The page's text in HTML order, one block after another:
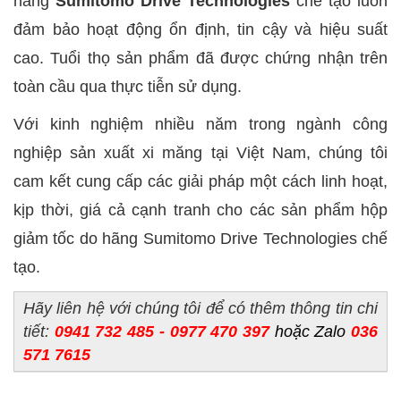
đảm bảo hoạt động ổn định, tin cậy và hiệu suất
cao. Tuổi thọ sản phẩm đã được chứng nhận trên
toàn cầu qua thực tiễn sử dụng.
Với kinh nghiệm nhiều năm trong ngành công
nghiệp sản xuất xi măng tại Việt Nam, chúng tôi
cam kết cung cấp các giải pháp một cách linh hoạt,
kịp thời, giá cả cạnh tranh cho các sản phẩm hộp
giảm tốc do hãng Sumitomo Drive Technologies chế
tạo.
Hãy liên hệ với chúng tôi để có thêm thông tin chi
tiết: 0941 732 485 - 0977 470 397 hoặc Zalo 036
571 7615